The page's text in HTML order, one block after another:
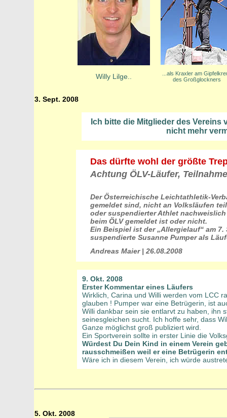
Willy Lilge..
...als Kraxler am
des Großglockners
3. Sept. 2008
Ich bitte die Mitglieder des Vereins
nicht mehr
Das dürfte wohl der größte
Achtung ÖLV-Läufer,
Der Österreichische Leichtathletik-
gemeldet sind, nicht an Volksläufen
oder suspendierter Athlet
beim ÖLV gemeldet ist oder nicht.
Ein Beispiel ist der „Allergielauf“ am
suspendierte Susanne Pumper als
Andreas Maier | 26.08.2008
9. Okt. 2008
Erster Kommentar eines Läufers
Wirklich, Carina und Willi werden vom LCC
glauben ! Pumper war eine Betrügerin, ist
Willi dankbar sein sie entlarvt zu haben, ihn
seinesgleichen sucht. Ich hoffe sehr, dass
Ganze möglichst groß publiziert wird.
Ein Sportverein sollte in erster Linie die
Würdest Du Dein Kind in einem Verein
rausschmeißen weil er eine Betrügerin
Wäre ich in diesem Verein, ich würde
5. Okt. 2008